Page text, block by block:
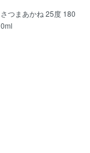
さつまあかね 25度 180
0ml